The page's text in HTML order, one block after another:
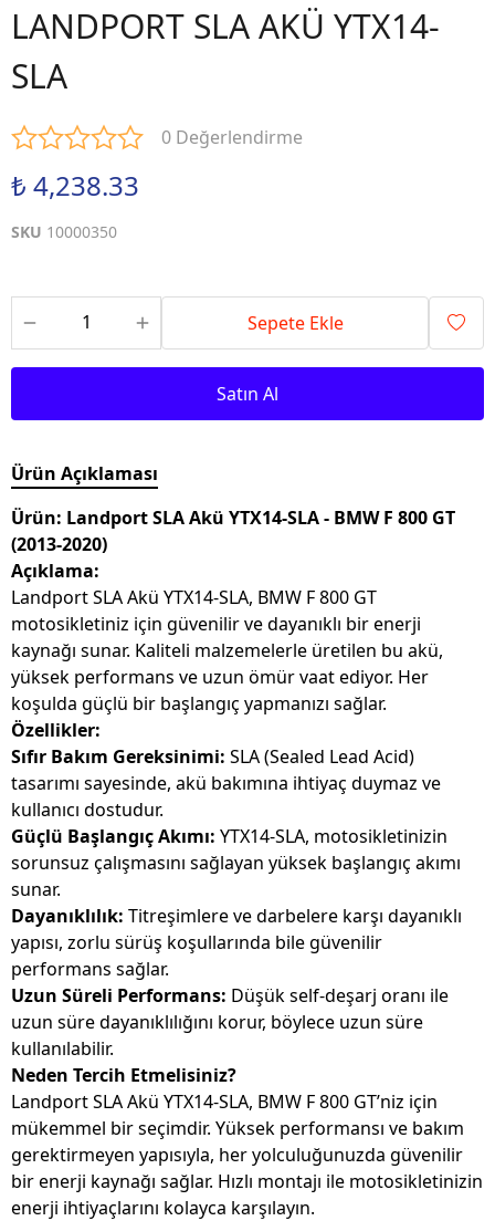
LANDPORT SLA AKÜ YTX14-
SLA
0 Değerlendirme
₺ 4,238.33
SKU 10000350
Sepete Ekle
Satın Al
Ürün Açıklaması
Ürün: Landport SLA Akü YTX14-SLA - BMW F 800 GT
(2013-2020)
Açıklama:
Landport SLA Akü YTX14-SLA, BMW F 800 GT
motosikletiniz için güvenilir ve dayanıklı bir enerji
kaynağı sunar. Kaliteli malzemelerle üretilen bu akü,
yüksek performans ve uzun ömür vaat ediyor. Her
koşulda güçlü bir başlangıç yapmanızı sağlar.
Özellikler:
Sıfır Bakım Gereksinimi: SLA (Sealed Lead Acid)
tasarımı sayesinde, akü bakımına ihtiyaç duymaz ve
kullanıcı dostudur.
Güçlü Başlangıç Akımı: YTX14-SLA, motosikletinizin
sorunsuz çalışmasını sağlayan yüksek başlangıç akımı
sunar.
Dayanıklılık: Titreşimlere ve darbelere karşı dayanıklı
yapısı, zorlu sürüş koşullarında bile güvenilir
performans sağlar.
Uzun Süreli Performans: Düşük self-deşarj oranı ile
uzun süre dayanıklılığını korur, böylece uzun süre
kullanılabilir.
Neden Tercih Etmelisiniz?
Landport SLA Akü YTX14-SLA, BMW F 800 GT’niz için
mükemmel bir seçimdir. Yüksek performansı ve bakım
gerektirmeyen yapısıyla, her yolculuğunuzda güvenilir
bir enerji kaynağı sağlar. Hızlı montajı ile motosikletinizin
enerji ihtiyaçlarını kolayca karşılayın.